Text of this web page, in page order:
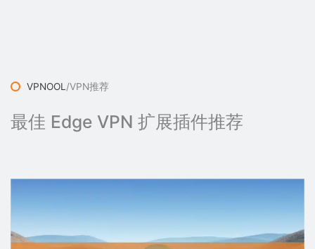
VPNOOL /VPN推荐
最佳 Edge VPN 扩展插件推荐